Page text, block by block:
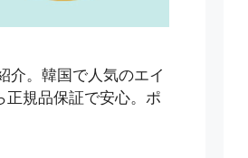
介。韓国で人気のエイ
正規品保証で安心。ポ